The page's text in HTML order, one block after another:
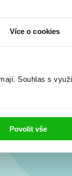
Více o cookies
Souhlas s
Povolit vše
se